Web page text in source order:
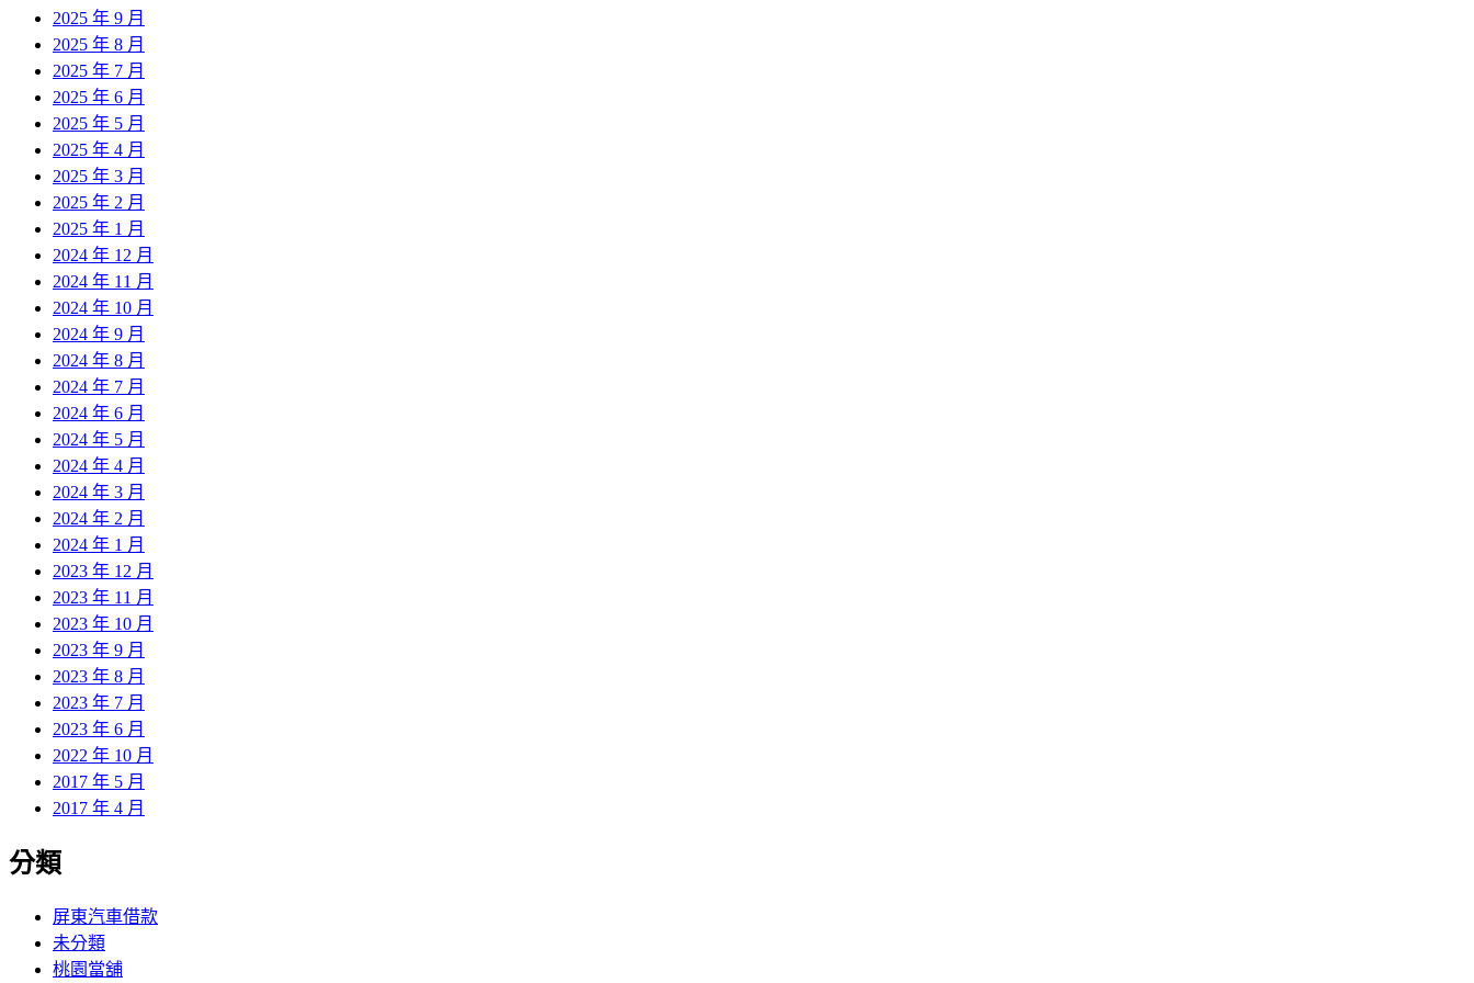
2025 年 9 月
2025 年 8 月
2025 年 7 月
2025 年 6 月
2025 年 5 月
2025 年 4 月
2025 年 3 月
2025 年 2 月
2025 年 1 月
2024 年 12 月
2024 年 11 月
2024 年 10 月
2024 年 9 月
2024 年 8 月
2024 年 7 月
2024 年 6 月
2024 年 5 月
2024 年 4 月
2024 年 3 月
2024 年 2 月
2024 年 1 月
2023 年 12 月
2023 年 11 月
2023 年 10 月
2023 年 9 月
2023 年 8 月
2023 年 7 月
2023 年 6 月
2022 年 10 月
2017 年 5 月
2017 年 4 月
分類
屏東汽車借款
未分類
桃園當舖